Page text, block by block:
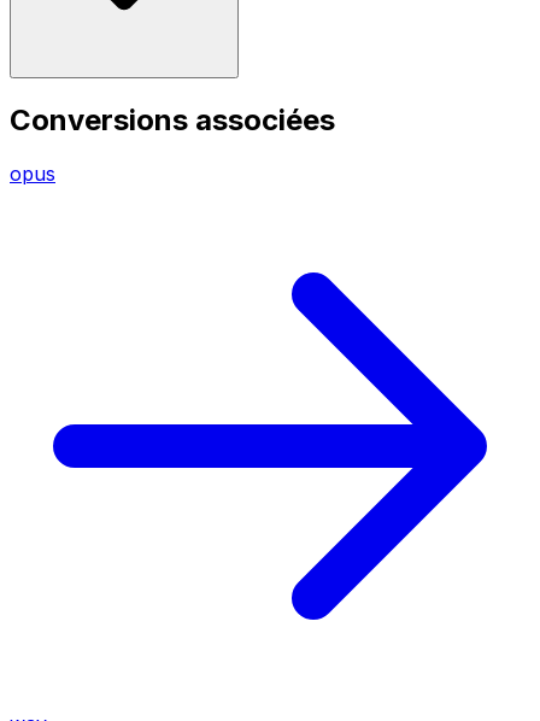
Conversions associées
opus